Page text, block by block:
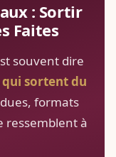
: Sortir
Faites
souvent dire
qui sortent du
formats
ressemblent à